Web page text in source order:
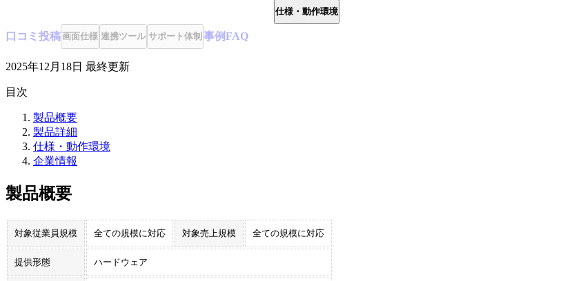
仕様・動作環境
口コミ 投稿画面仕様 連携ツール サポート体制 事例FAQ
2025年12月18日 最終更新
目次
製品概要
製品詳細
仕様・動作環境
企業情報
製品概要
対象従業員規模 全ての規模に対応 対象売上規模 全ての規模に対応
提供形態 ハードウェア